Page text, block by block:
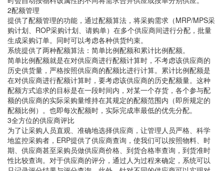
2配额管理
提供了配额管理的功能，通过配额算法，将采购需求（MRP/MPS采
购计划、ROP采购计划、请购单）在多个供应商间进行分配，批量
生成采购订单。同时可以考虑各种供货约束。
系统提供了两种配额算法：简单比例配额和累计比例配额。
简单比例配额就是在对供应商进行配额计算时，不考虑该供应商的
历史供货量，严格按照供应商的配额比进行计算。累计比例配额是
在对供应商进行配额计算时，要考虑该供应商的历史配额量。这种
配额方式追求的目标是在一段时间内，对某一个存货，各个参与配
额的供应商的实际采购量维持在其规定的配额范围内（即所规定的
配额比例）。也即每次配额时，实际完成率最低的优先分配。
3全方位的供应商评比
为了让采购人员直观、准确地选择供应商，让管理人员严格、科学
地监控采购者，ERP提供了供应商查询，使我们可以按照物料、时
期、供应商甚至采购员做供应商价格、到货合格率查询，到货准时
性比较查询。对于供应商的评分，通过人为过程来确定，系统可以